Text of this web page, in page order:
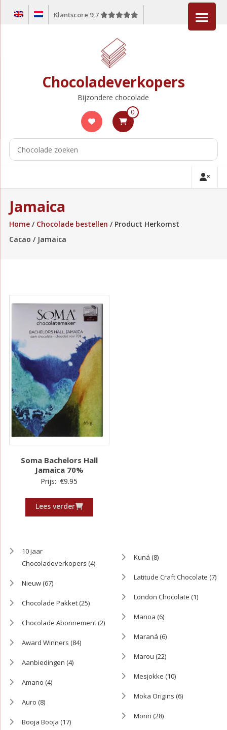
Klantscore 9,7
Chocoladeverkopers
Bijzondere chocolade
0
Jamaica
Home/ Chocolade bestellen / Product Herkomst
Cacao / Jamaica
Soma Bachelors Hall
Jamaica 70%
Prijs: €9.95
Lees verder
10 jaar
Chocoladeverkopers (4)
Nieuw(67)
Chocolade Pakket(25)
Chocolade Abonnement(2)
Award Winners (84)
Aanbiedingen (4)
Amano (4)
Auro (8)
Booja Booja (17)
Kuná (8)
Latitude Craft Chocolate (7)
London Chocolate (1)
Manoa (6)
Maraná (6)
Marou (22)
Mesjokke (10)
Moka Origins (6)
Morin (28)